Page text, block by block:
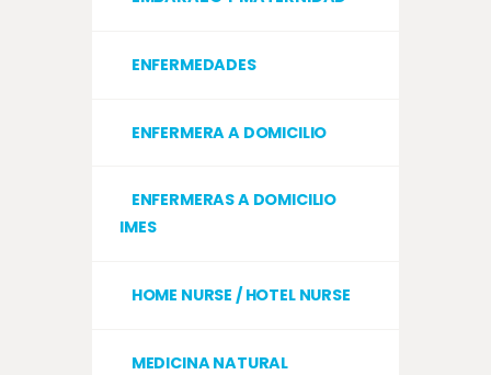
ENFERMEDADES
ENFERMERA A DOMICILIO
ENFERMERAS A DOMICILIO
IMES
HOME NURSE / HOTEL NURSE
MEDICINA NATURAL